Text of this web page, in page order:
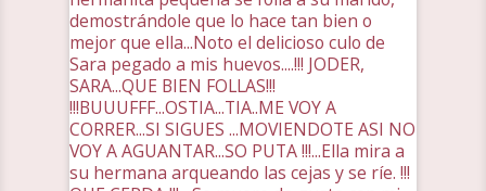
demostrándole que lo hace tan bien o
mejor que ella...Noto el delicioso culo de
Sara pegado a mis huevos....!!! JODER,
SARA...QUE BIEN FOLLAS!!!
!!!BUUUFFF...OSTIA...TIA..ME VOY A
CORRER...SI SIGUES ...MOVIENDOTE ASI NO
VOY A AGUANTAR...SO PUTA !!!...Ella mira a
su hermana arqueando las cejas y se ríe. !!!